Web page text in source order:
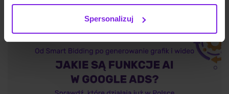
Spersonalizuj